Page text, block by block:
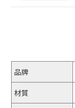
品牌
材質